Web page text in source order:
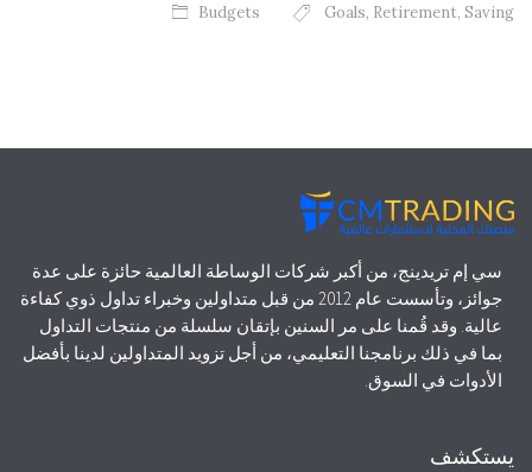
Budgets Goals, Retirement, Saving
سي إم تريدينج، من أكبر شركات الوساطة العالمية حائزة على عدة
جوائز، وتأسست عام 2012 من قبل متداولين وخبراء تداول ذوي كفاءة
عالية. وقد قُمنا على مر السنين بإتقان سلسلة من منتجات التداول
بما في ذلك برنامجنا التعليمي، من أجل تزويد المتداولين لدينا بأفضل
الأدوات في السوق.
يستكشف